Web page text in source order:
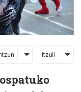
Itzuli